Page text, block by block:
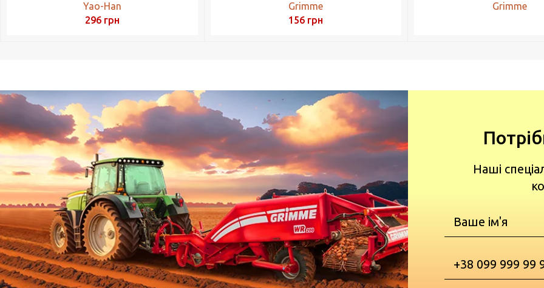
Yao-Han
296 грн
Grimme
156 грн
Grimme
Наші